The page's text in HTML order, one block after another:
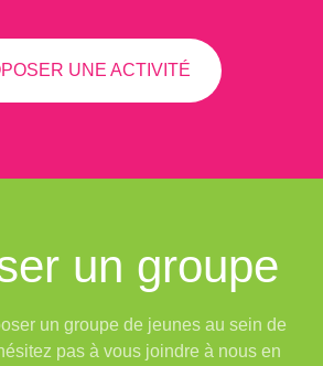
UNE ACTIVITÉ
un groupe
un groupe de jeunes au sein de
pas à vous joindre à nous en